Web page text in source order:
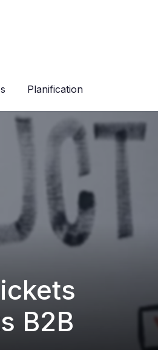
Planification
B2B